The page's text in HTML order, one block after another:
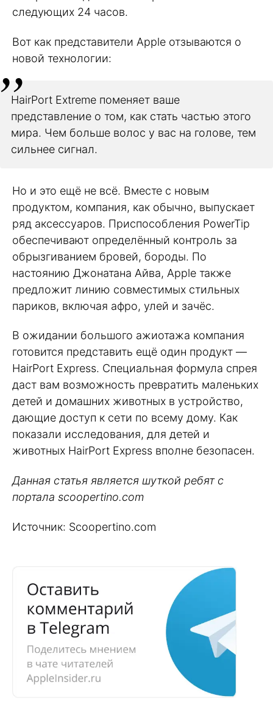
следующих 24 часов.
Вот как представители Apple отзываются о
новой технологии:
HairPort Extreme поменяет ваше
представление о том, как стать частью этого
мира. Чем больше волос у вас на голове, тем
сильнее сигнал.
Но и это ещё не всё. Вместе с новым
продуктом, компания, как обычно, выпускает
ряд аксессуаров. Приспособления PowerTip
обеспечивают определённый контроль за
обрызгиванием бровей, бороды. По
настоянию Джонатана Айва, Apple также
предложит линию совместимых стильных
париков, включая афро, улей и зачёс.
В ожидании большого ажиотажа компания
готовится представить ещё один продукт —
HairPort Express. Специальная формула спрея
даст вам возможность превратить маленьких
детей и домашних животных в устройство,
дающие доступ к сети по всему дому. Как
показали исследования, для детей и
животных HairPort Express вполне безопасен.
Данная статья является шуткой ребят с
портала scoopertino.com
Источник: Scoopertino.com